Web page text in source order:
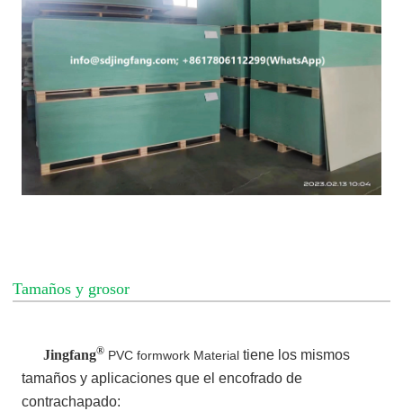
Tamaños y grosor
Jingfang® PVC formwork Material tiene los mismos
tamaños y aplicaciones que el encofrado de
contrachapado: